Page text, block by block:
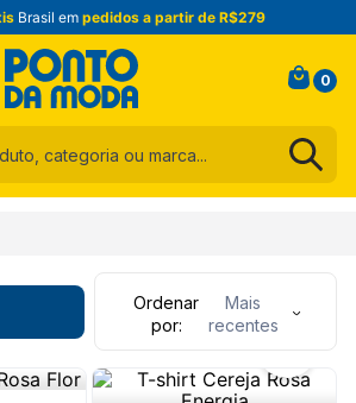
Brasil em pedidos a partir de R$279
0
Ordenar
por
Mais
recentes
2
3 jogo cama
4 º jeans